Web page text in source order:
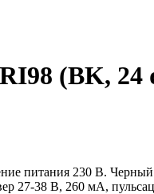
(BK, 24
питания 230 В.
27-38 В, 260 мА,